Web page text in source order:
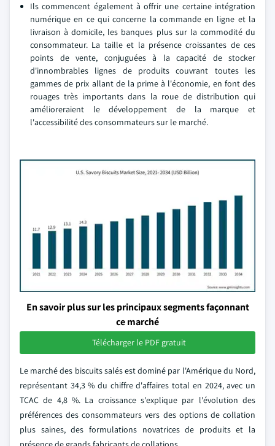
Ils commencent également à offrir une certaine intégration
numérique en ce qui concerne la commande en ligne et la
livraison à domicile, les banques plus sur la commodité du
consommateur. La taille et la présence croissantes de ces
points de vente, conjuguées à la capacité de stocker
d'innombrables lignes de produits couvrant toutes les
gammes de prix allant de la prime à l'économie, en font des
rouages très importants dans la roue de distribution qui
amélioreraient le développement de la marque et
l'accessibilité des consommateurs sur le marché.
En savoir plus sur les principaux segments façonnant
ce marché
Télécharger le PDF gratuit
Le marché des biscuits salés est dominé par l'Amérique du Nord,
représentant 34,3 % du chiffre d'affaires total en 2024, avec un
TCAC de 4,8 %. La croissance s'explique par l'évolution des
préférences des consommateurs vers des options de collation
plus saines, des formulations novatrices de produits et la